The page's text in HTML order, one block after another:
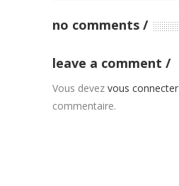
no comments
leave a comment
Vous devez vous connecter
commentaire.